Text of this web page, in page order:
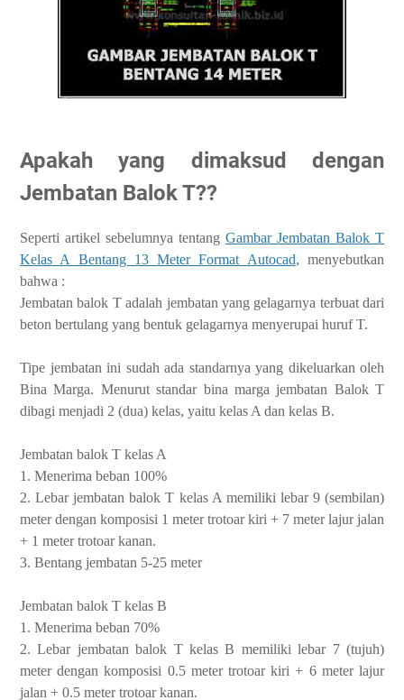
Apakah yang dimaksud dengan
Jembatan Balok T??
Seperti artikel sebelumnya tentang Gambar Jembatan Balok T
Kelas A Bentang 13 Meter Format Autocad, menyebutkan
bahwa :
Jembatan balok T adalah jembatan yang gelagarnya terbuat dari
beton bertulang yang bentuk gelagarnya menyerupai huruf T.
Tipe jembatan ini sudah ada standarnya yang dikeluarkan oleh
Bina Marga. Menurut standar bina marga jembatan Balok T
dibagi menjadi 2 (dua) kelas, yaitu kelas A dan kelas B.
Jembatan balok T kelas A
1. Menerima beban 100%
2.Lebar jembatan balok T kelas A memiliki lebar 9 (sembilan)
meter dengan komposisi 1 meter trotoar kiri + 7 meter lajur jalan
+ 1 meter trotoar kanan.
3. Bentang jembatan 5-25 meter
Jembatan balok T kelas B
1. Menerima beban 70%
2.Lebar jembatan balok T kelas B memiliki lebar 7 (tujuh)
meter dengan komposisi 0.5 meter trotoar kiri + 6 meter lajur
jalan + 0.5 meter trotoar kanan.